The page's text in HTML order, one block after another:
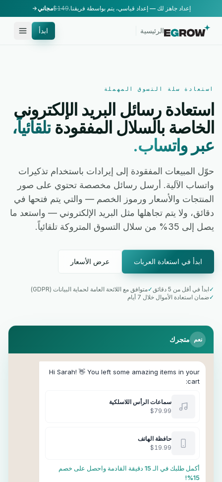
إعداد جاهز لك — إعداد قياسي، يتم بواسطة فريقنا.$149مجاني
الرئيسية ابدأ
استعادة سلة التسوق المهملة
استعادة رسائل البريد الإلكتروني
الخاصة بالسلال المفقودة تلقائياً،
عبر واتساب.
حوّل المبيعات المفقودة إلى إيرادات باستخدام تذكيرات
واتساب الآلية. أرسل رسائل مخصصة تحتوي على صور
المنتجات والأسعار ورموز الخصم — والتي يتم فتحها في
دقائق، ولا يتم تجاهلها مثل البريد الإلكتروني — واستعد ما
يصل إلى 35% من سلال التسوق المتروكة تلقائياً.
ابدأ في استعادة العربات عرض الأسعار
✓ابدأ في أقل من 5 دقائق ✓متوافق مع اللائحة العامة لحماية البيانات (GDPR)
✓ضمان استعادة الأموال خلال 7 أيام
نعم متجرك
Hi Sarah! 👋 You left some amazing items in your
cart:
سماعات الرأس اللاسلكية
$79.99
حافظة الهاتف
$19.99
أكمل طلبك في الـ 15 دقيقة القادمة واحصل على خصم
15%!